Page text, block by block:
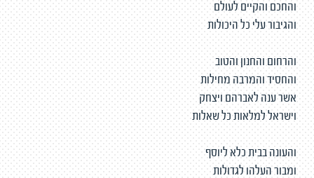
והחכם והקיים לעולם
והגיבור עלי כל היכולות
והרחום והחנון והטוב
והחסיד והמרבה מחילות
אשר ענה לאברהם ויצחק
וישראל למלאות כל שאלות
והעונה בבית כלא ליוסף
ומבור העלהו לגדולות